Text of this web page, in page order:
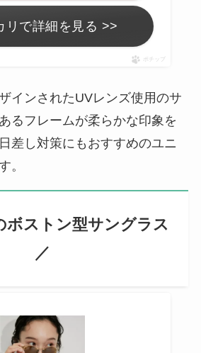
リで詳細を見る >>
ポチップ
インされたUVレンズ使用のサ
るフレームが柔らかな印象を
差し対策にもおすすめのユニ
。
ボストン型サングラス
／